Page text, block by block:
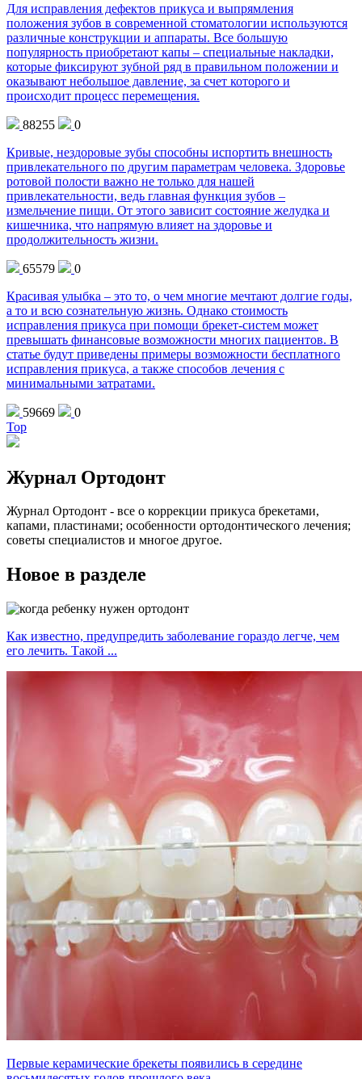
Для исправления дефектов прикуса и выпрямления
положения зубов в современной стоматологии используются
различные конструкции и аппараты. Все большую
популярность приобретают капы – специальные накладки,
которые фиксируют зубной ряд в правильном положении и
оказывают небольшое давление, за счет которого и
происходит процесс перемещения.
88255
0
Кривые, нездоровые зубы способны испортить внешность
привлекательного по другим параметрам человека. Здоровье
ротовой полости важно не только для нашей
привлекательности, ведь главная функция зубов –
измельчение пищи. От этого зависит состояние желудка и
кишечника, что напрямую влияет на здоровье и
продолжительность жизни.
65579
0
Красивая улыбка – это то, о чем многие мечтают долгие годы,
а то и всю сознательную жизнь. Однако стоимость
исправления прикуса при помощи брекет-систем может
превышать финансовые возможности многих пациентов. В
статье будут приведены примеры возможности бесплатного
исправления прикуса, а также способов лечения с
минимальными затратами.
59669
0
Top
Журнал Ортодонт
Журнал Ортодонт - все о коррекции прикуса брекетами,
капами, пластинами; особенности ортодонтического лечения;
советы специалистов и многое другое.
Новое в разделе
Как известно, предупредить заболевание гораздо легче, чем
его лечить. Такой ...
Первые керамические брекеты появились в середине